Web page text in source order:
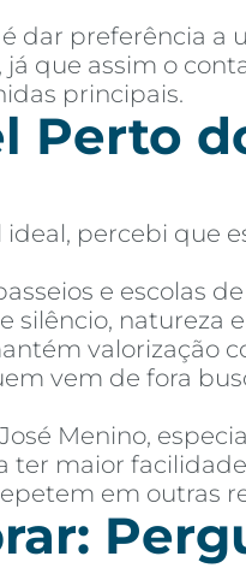
dar preferência a
que assim o
principais.
Perto
percebi que
e escolas
silêncio, natureza
valorização
vem de fora
Menino,
ter maior
em outras